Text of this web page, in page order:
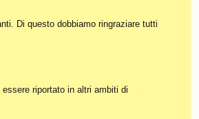
Di questo dobbiamo ringraziare tutti
riportato in altri ambiti di